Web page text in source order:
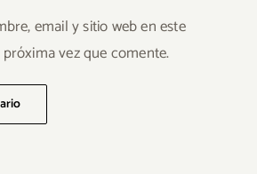
email y sitio web en este
vez que comente.